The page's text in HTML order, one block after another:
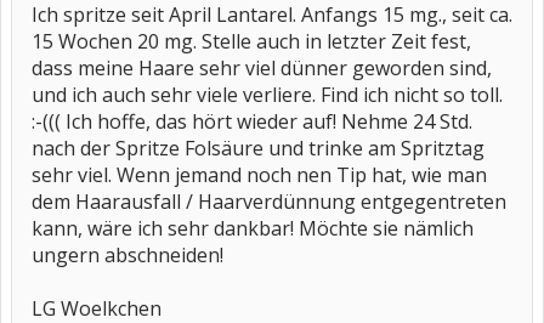
Ich spritze seit April Lantarel. Anfangs 15 mg., seit ca.
15 Wochen 20 mg. Stelle auch in letzter Zeit fest,
dass meine Haare sehr viel dünner geworden sind,
und ich auch sehr viele verliere. Find ich nicht so toll.
:-((( Ich hoffe, das hört wieder auf! Nehme 24 Std.
nach der Spritze Folsäure und trinke am Spritztag
sehr viel. Wenn jemand noch nen Tip hat, wie man
dem Haarausfall / Haarverdünnung entgegentreten
kann, wäre ich sehr dankbar! Möchte sie nämlich
ungern abschneiden!
LG Woelkchen